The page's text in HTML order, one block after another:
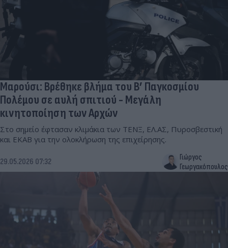
Μαρούσι: Βρέθηκε βλήμα του Β’ Παγκοσμίου
Πολέμου σε αυλή σπιτιού - Μεγάλη
κινητοποίηση των Αρχών
Στο σημείο έφτασαν κλιμάκια των ΤΕΝΞ, ΕΛ.ΑΣ, Πυροσβεστική
και ΕΚΑΒ για την ολοκλήρωση της επιχείρησης.
29.05.2026 07:32
Γιώργος
Γεωργακόπουλος